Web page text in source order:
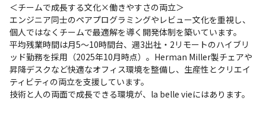
＜チームで成長する文化×働きやすさの両立＞
エンジニア同士のペアプログラミングやレビュー文化を重視し、
個人ではなくチームで最適解を導く開発体制を築いています。
平均残業時間は月5〜10時間台、週3出社・2リモートのハイブリ
ッド勤務を採用（2025年10月時点）。Herman Miller製チェアや
昇降デスクなど快適なオフィス環境を整備し、生産性とクリエイ
ティビティの両立を支援しています。
技術と人の両面で成長できる環境が、la belle vieにはあります。